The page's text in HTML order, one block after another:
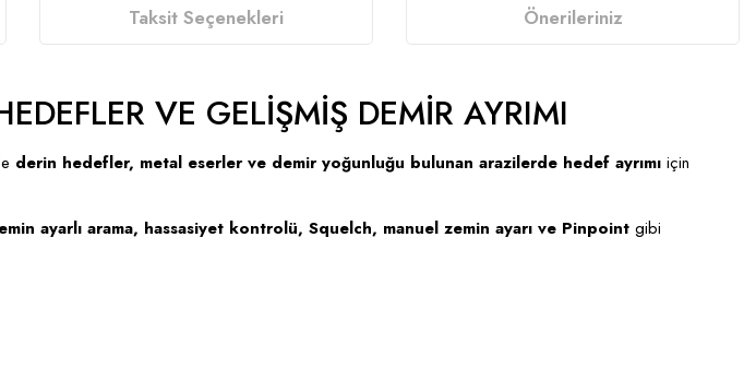
Taksit Seçenekleri Önerileriniz
VE GELİŞMİŞ DEMİR AYRIMI
derin hedefler, metal eserler ve demir yoğunluğu bulunan arazilerde hedef ayrımı için
ayarlı arama, hassasiyet kontrolü, Squelch, manuel zemin ayarı ve Pinpoint gibi